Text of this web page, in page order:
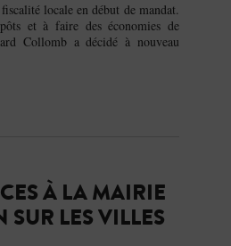
locale en début de mandat.
et à faire des économies de
Collomb a décidé à nouveau
À LA MAIRIE
LES VILLES